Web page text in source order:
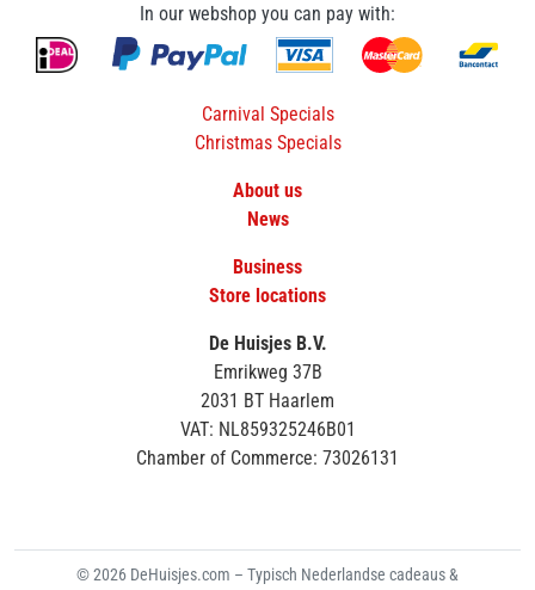
In our webshop you can pay with:
Carnival Specials
Christmas Specials
About us
News
Business
Store locations
De Huisjes B.V.
Emrikweg 37B
2031 BT Haarlem
VAT: NL859325246B01
Chamber of Commerce: 73026131
© 2026 DeHuisjes.com – Typisch Nederlandse cadeaus &